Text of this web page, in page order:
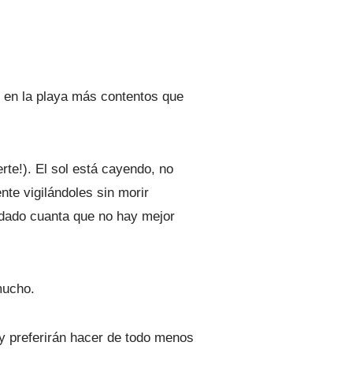
la playa más contentos que
El sol está cayendo, no
vigilándoles sin morir
cuanta que no hay mejor
hacer de todo menos